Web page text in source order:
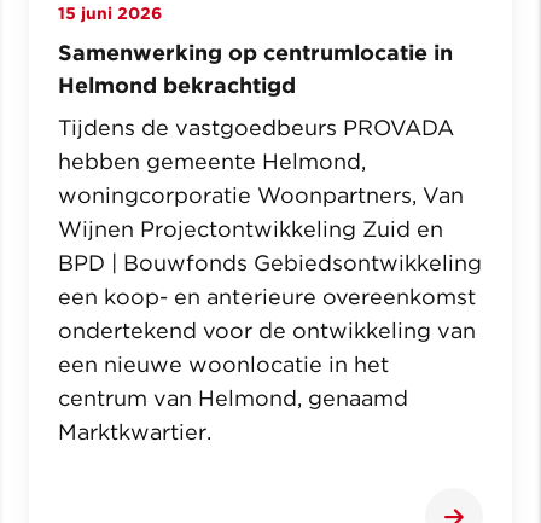
15 juni 2026
Samenwerking op centrumlocatie in
Helmond bekrachtigd
Tijdens de vastgoedbeurs PROVADA
hebben gemeente Helmond,
woningcorporatie Woonpartners, Van
Wijnen Projectontwikkeling Zuid en
BPD | Bouwfonds Gebiedsontwikkeling
een koop- en anterieure overeenkomst
ondertekend voor de ontwikkeling van
een nieuwe woonlocatie in het
centrum van Helmond, genaamd
Marktkwartier.